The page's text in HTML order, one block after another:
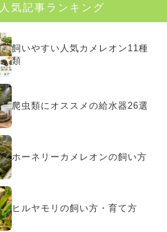
人気記事ランキング
飼いやすい人気カメレオン11種
類
爬虫類にオススメの給水器26選
ホーネリーカメレオンの飼い方
ヒルヤモリの飼い方・育て方